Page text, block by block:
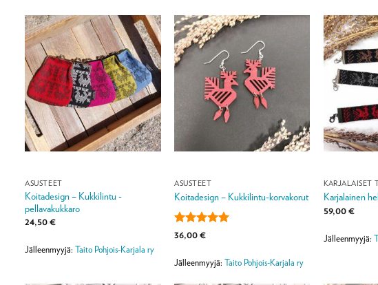
ASUSTEET
Koitadesign – Kukkilintu -
pellavakukkaro
24,50€
Jälleenmyyjä:Taito Pohjois-Karjala ry
ASUSTEET
Koitadesign – Kukkilintu-korvakorut
Arvostelu
36,00€
Jälleenmyyjä:Taito Pohjois-Karjala ry
KARJALAISET
Karjalainen
59,00€
Jälleenmyyjä: